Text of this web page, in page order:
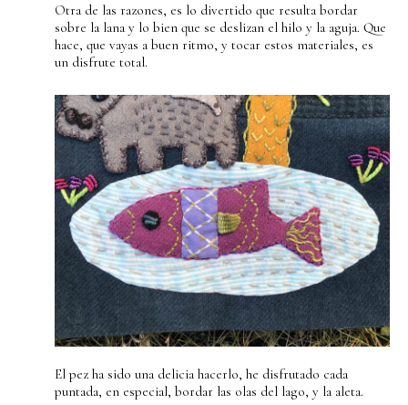
Otra de las razones, es lo divertido que resulta bordar
sobre la lana y lo bien que se deslizan el hilo y la aguja. Que
hace, que vayas a buen ritmo, y tocar estos materiales, es
un disfrute total.
El pez ha sido una delicia hacerlo, he disfrutado cada
puntada, en especial, bordar las olas del lago, y la aleta.